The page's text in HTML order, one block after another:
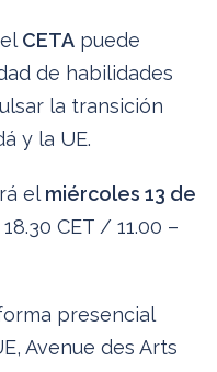
CETA puede
de habilidades
la transición
y la UE.
el miércoles 13 de
CET / 11.00 –
presencial
Avenue des Arts